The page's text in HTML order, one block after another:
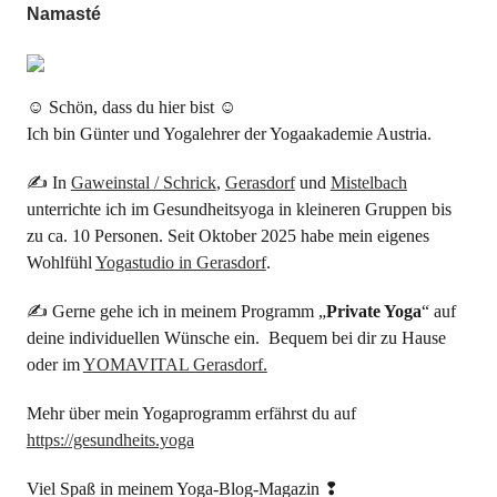
Namasté
☺ Schön, dass du hier bist ☺
Ich bin Günter und Yogalehrer der Yogaakademie Austria.
✍ In Gaweinstal / Schrick, Gerasdorfund Mistelbach
unterrichte ich im Gesundheitsyoga in kleineren Gruppen bis
zu ca. 10 Personen. Seit Oktober 2025 habe mein eigenes
Wohlfühl Yogastudio in Gerasdorf.
✍ Gerne gehe ich in meinem Programm „Private Yoga“ auf
deine individuellen Wünsche ein. Bequem bei dir zu Hause
oder imYOMAVITAL Gerasdorf.
Mehr über mein Yogaprogramm erfährst du auf
https://gesundheits.yoga
Viel Spaß in meinem Yoga-Blog-Magazin ❢